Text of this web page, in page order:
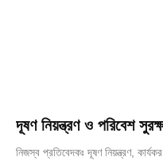
দূষণ নিয়ন্ত্রণ ও পরিবেশ
টেকসই সমাধান: স্থানীয়
নিজস্ব প্রতিবেদকঃ দূষণ নিয়ন্ত্রণ,